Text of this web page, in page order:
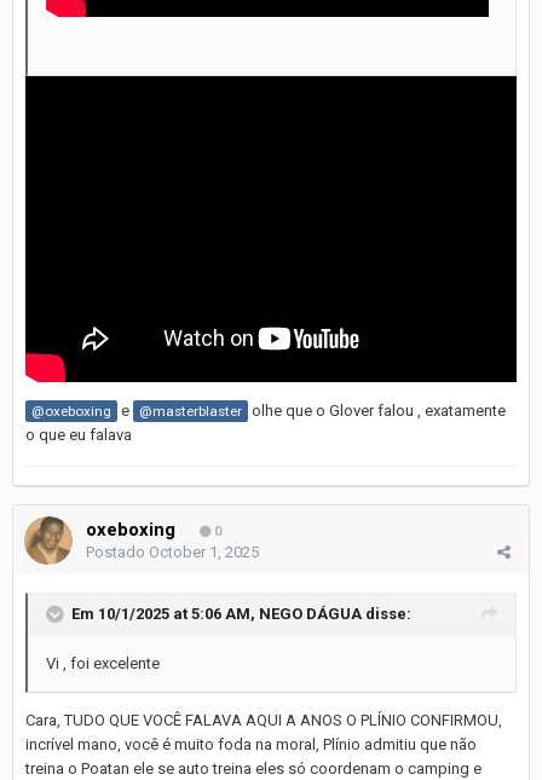
@oxeboxing e @masterblaster olhe que o Glover falou , exatamente
o que eu falava
oxeboxing 0
Postado October 1, 2025
Em 10/1/2025 at 5:06 AM, NEGO DÁGUA disse:
Vi , foi excelente
Cara, TUDO QUE VOCÊ FALAVA AQUI A ANOS O PLÍNIO CONFIRMOU,
incrível mano, você é muito foda na moral, Plínio admitiu que não
treina o Poatan ele se auto treina eles só coordenam o camping e